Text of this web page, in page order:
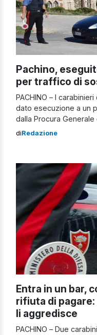
Pachino,
per traffico di
PACHINO – I
dato esecuzione a un
dalla Procura
giovane calabrese
in esecuzione di
diRedazione
Entra in un bar,
rifiuta di
li aggredisce
PACHINO – Due